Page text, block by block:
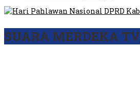
SUARA MERDEKA TV